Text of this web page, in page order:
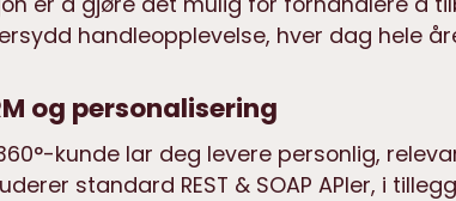
handleopplevelse, hver dag hele
og personalisering
kunde lar deg levere personlig,
standard REST & SOAP APIer, i